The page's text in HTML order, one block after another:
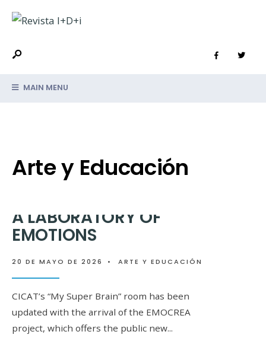
MAIN MENU
Arte y Educación
DESTACADA
A LABORATORY OF
EMOTIONS
20 DE MAYO DE 2026 • ARTE Y EDUCACIÓN
CICAT’s “My Super Brain” room has been
updated with the arrival of the EMOCREA
project, which offers the public new...